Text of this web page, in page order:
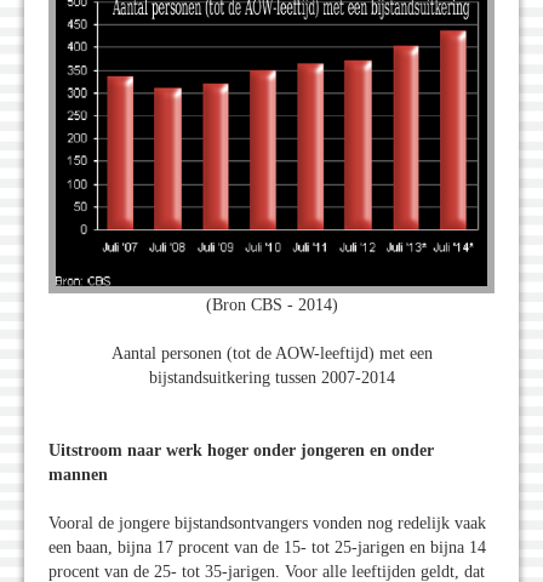
(Bron CBS - 2014)
Aantal personen (tot de AOW-leeftijd) met een
bijstandsuitkering tussen 2007-2014
Uitstroom naar werk hoger onder jongeren en onder
mannen
Vooral de jongere bijstandsontvangers vonden nog redelijk vaak
een baan, bijna 17 procent van de 15- tot 25-jarigen en bijna 14
procent van de 25- tot 35-jarigen. Voor alle leeftijden geldt, dat